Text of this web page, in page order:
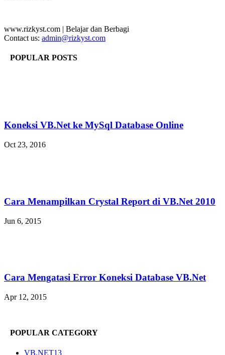
www.rizkyst.com | Belajar dan Berbagi
Contact us: admin@rizkyst.com
POPULAR POSTS
Koneksi VB.Net ke MySql Database Online
Oct 23, 2016
Cara Menampilkan Crystal Report di VB.Net 2010
Jun 6, 2015
Cara Mengatasi Error Koneksi Database VB.Net
Apr 12, 2015
POPULAR CATEGORY
VB.NET13